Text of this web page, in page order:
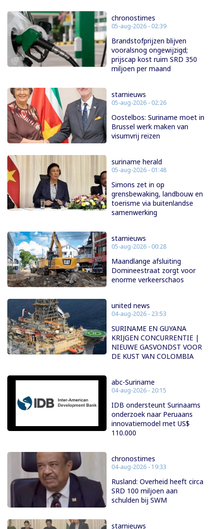
chronostimes
05-aug-2026 - 02:39
Brandstofprijzen blijven
vooralsnog ongewijzigd;
prijscap kost ruim SRD 350
miljoen per maand
starnieuws
05-aug-2026 - 02:26
Oostelbos: Suriname moet in
Brussel werk maken van
visumvrij reizen
suriname herald
05-aug-2026 - 01:48
Simons zet in op
grensbewaking, landbouw en
toerisme via buitenlandse
samenwerking
starnieuws
05-aug-2026 - 00:28
Maandlange afsluiting
Domineestraat zorgt voor
enorme verkeerschaos
united news
04-aug-2026 - 23:53
SURINAME EN GUYANA
KRIJGEN CONCURRENTIE |
NIEUWE GASVONDST VOOR
DE KUST VAN COLOMBIA
abc-Suriname
04-aug-2026 - 20:15
IDB ondersteunt Surinaams
onderzoek naar Peruaans
innovatiemodel met US$
110.000
chronostimes
04-aug-2026 - 19:33
Rusland: Overheid heeft circa
SRD 100 miljoen aan
schulden bij SWM
starnieuws